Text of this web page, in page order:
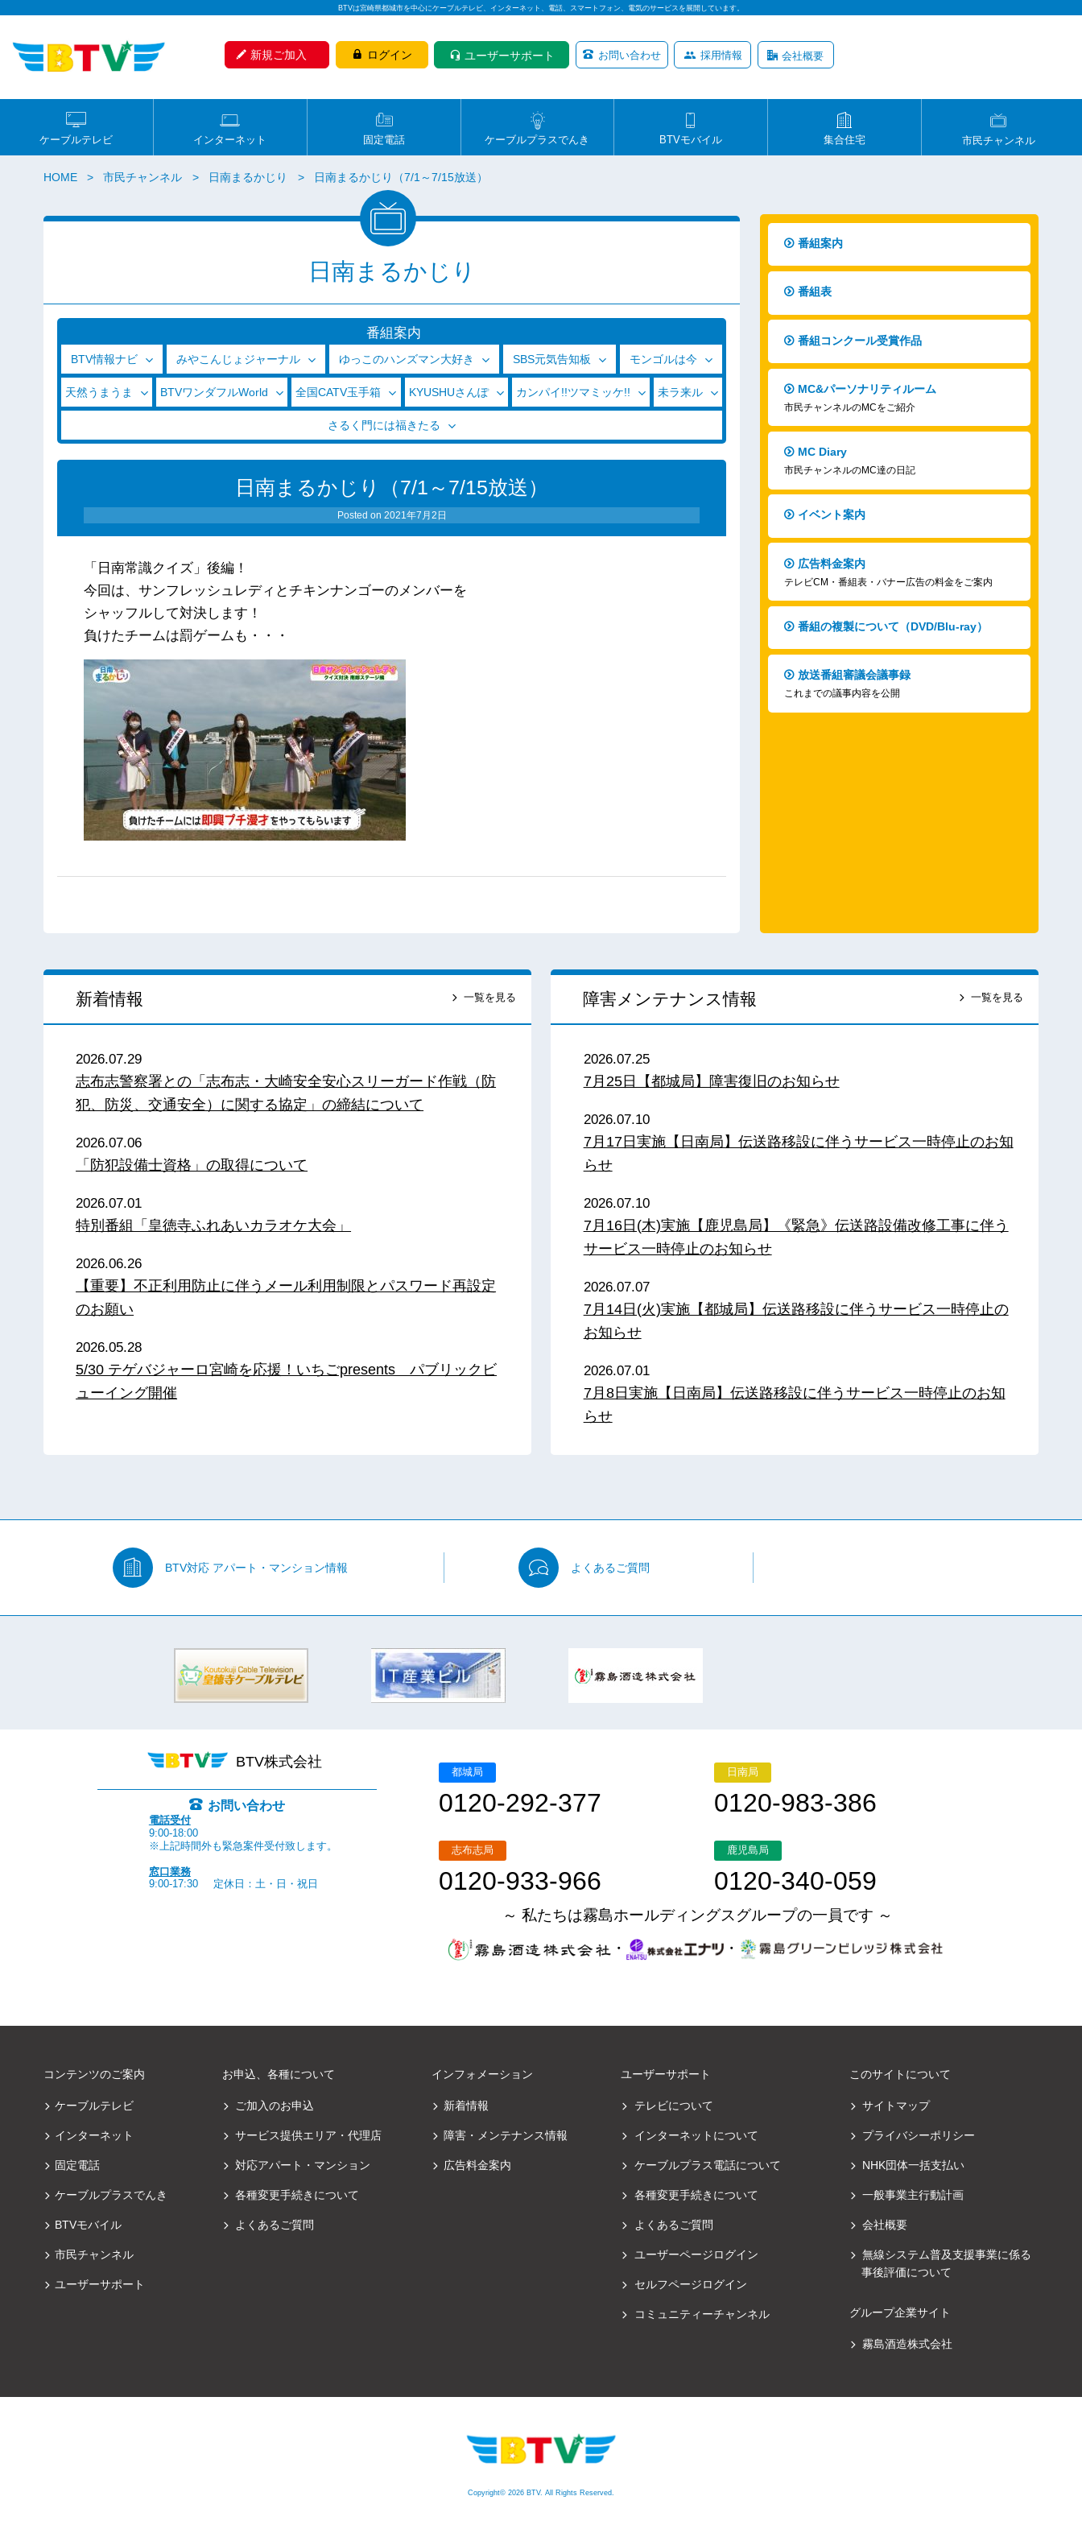
BTVは宮崎県都城市を中心にケーブルテレビ、インターネット、電話、スマートフォン、電気のサービスを展開しています。
新規ご加入 ログイン ユーザーサポート お問い合わせ 採用情報 会社概要
ケーブルテレビ インターネット 固定電話 ケーブルプラスでんき BTVモバイル 集合住宅 市民チャンネル
HOME 市民チャンネル 日南まるかじり 日南まるかじり（7/1～7/15放送）
日南まるかじり
番組案内
BTV情報ナビ みやこんじょジャーナル ゆっこのハンズマン大好き SBS元気告知板 モンゴルは今
天然うまうま BTVワンダフルWorld 全国CATV玉手箱 KYUSHUさんぽ カンパイ!!ツマミッケ!! 未ラ来ル
さるく門には福きたる
日南まるかじり（7/1～7/15放送）
Posted on 2021年7月2日
「日南常識クイズ」後編！
今回は、サンフレッシュレディとチキンナンゴーのメンバーを
シャッフルして対決します！
負けたチームは罰ゲームも・・・
番組案内
番組表
番組コンクール受賞作品
MC&パーソナリティルーム
市民チャンネルのMCをご紹介
MC Diary
市民チャンネルのMC達の日記
イベント案内
広告料金案内
テレビCM・番組表・バナー広告の料金をご案内
番組の複製について（DVD/Blu-ray）
放送番組審議会議事録
これまでの議事内容を公開
新着情報 一覧を見る
2026.07.29
志布志警察署との「志布志・大崎安全安心スリーガード作戦（防
犯、防災、交通安全）に関する協定」の締結について
2026.07.06
「防犯設備士資格」の取得について
2026.07.01
特別番組「皇徳寺ふれあいカラオケ大会」
2026.06.26
【重要】不正利用防止に伴うメール利用制限とパスワード再設定
のお願い
2026.05.28
5/30 テゲバジャーロ宮崎を応援！いちごpresents パブリックビ
ューイング開催
障害メンテナンス情報 一覧を見る
2026.07.25
7月25日【都城局】障害復旧のお知らせ
2026.07.10
7月17日実施【日南局】伝送路移設に伴うサービス一時停止のお知
らせ
2026.07.10
7月16日(木)実施【鹿児島局】《緊急》伝送路設備改修工事に伴う
サービス一時停止のお知らせ
2026.07.07
7月14日(火)実施【都城局】伝送路移設に伴うサービス一時停止の
お知らせ
2026.07.01
7月8日実施【日南局】伝送路移設に伴うサービス一時停止のお知
らせ
BTV対応 アパート・マンション情報 よくあるご質問
BTV株式会社
お問い合わせ
電話受付
9:00-18:00
※上記時間外も緊急案件受付致します。
窓口業務
9:00-17:30
定休日：土・日・祝日
都城局
0120-292-377
日南局
0120-983-386
志布志局
0120-933-966
鹿児島局
0120-340-059
～ 私たちは霧島ホールディングスグループの一員です ～
・
・
コンテンツのご案内
ケーブルテレビ
インターネット
固定電話
ケーブルプラスでんき
BTVモバイル
市民チャンネル
ユーザーサポート
お申込、各種について
ご加入のお申込
サービス提供エリア・代理店
対応アパート・マンション
各種変更手続きについて
よくあるご質問
インフォメーション
新着情報
障害・メンテナンス情報
広告料金案内
ユーザーサポート
テレビについて
インターネットについて
ケーブルプラス電話について
各種変更手続きについて
よくあるご質問
ユーザーページログイン
セルフページログイン
コミュニティーチャンネル
このサイトについて
サイトマップ
プライバシーポリシー
NHK団体一括支払い
一般事業主行動計画
会社概要
無線システム普及支援事業に係る
事後評価について
グループ企業サイト
霧島酒造株式会社
Copyright© 2026 BTV. All Rights Reserved.